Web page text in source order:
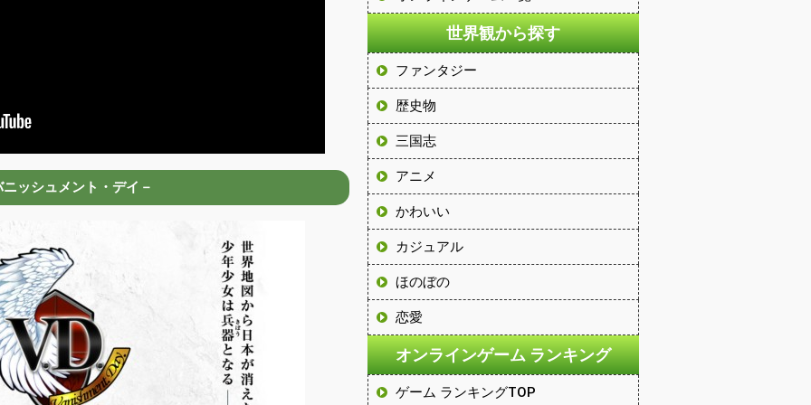
ニッシュメント・デイ－
世界観から探す
ファンタジー
歴史物
三国志
アニメ
かわいい
カジュアル
ほのぼの
恋愛
オンラインゲーム ランキング
ゲーム ランキングTOP